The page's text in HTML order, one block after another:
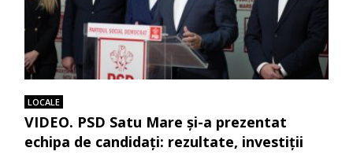
LOCALE
VIDEO. PSD Satu Mare şi-a prezentat
echipa de candidaţi: rezultate, investiţii